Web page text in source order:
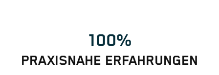
100%
PRAXISNAHE ERFAHRUNGEN